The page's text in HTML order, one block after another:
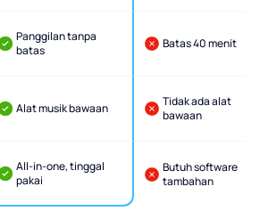
Panggilan tanpa
batas
Batas 40 menit
Alat musik bawaan
Tidak ada alat
bawaan
All-in-one, tinggal
pakai
Butuh software
tambahan